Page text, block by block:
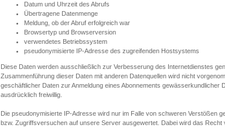
Datum und Uhrzeit des Abrufs
Übertragene Datenmenge
Meldung, ob der Abruf erfolgreich war
Browsertyp und Browserversion
verwendetes Betriebssystem
pseudonymisierte IP-Adresse des zugreifenden Hostsystems
Diese Daten werden ausschließlich zur Verbesserung des Internetdienstes
Zusammenführung dieser Daten mit anderen Datenquellen wird nicht
geschäftlicher Daten zur Anmeldung eines Abonnements
ausdrücklich freiwillig.
Die pseudonymisierte IP-Adresse wird nur im Falle von schweren Verstößen
bzw. Zugriffsversuchen auf unsere Server ausgewertet. Dabei wird das